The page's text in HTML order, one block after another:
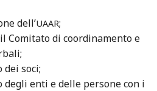
dell’UAAR;
Comitato di coordinamento e
dei soci;
degli enti e delle persone con i